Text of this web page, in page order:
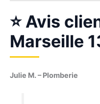
⭐ Avis
Marseille
Julie M. – Plomberie